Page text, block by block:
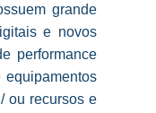
grande
e novos
performance
ou recursos e